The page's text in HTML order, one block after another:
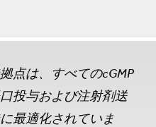
点は、すべてのcGMP
投与および注射剤送
最適化されていま